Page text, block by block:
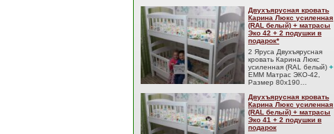
Двухъярусная кровать
Карина Люкс усиленная
(RAL белый) + матрасы
Эко 42 + 2 подушки в
подарок*
2 Яруса Двухъярусная
кровать Карина Люкс
усиленная (RAL белый) +
EMM Матрас ЭКО-42,
Размер 80x190…
Двухъярусная кровать
Карина Люкс усиленная
(RAL белый) + матрасы
Эко 41 + 2 подушки в
подарок